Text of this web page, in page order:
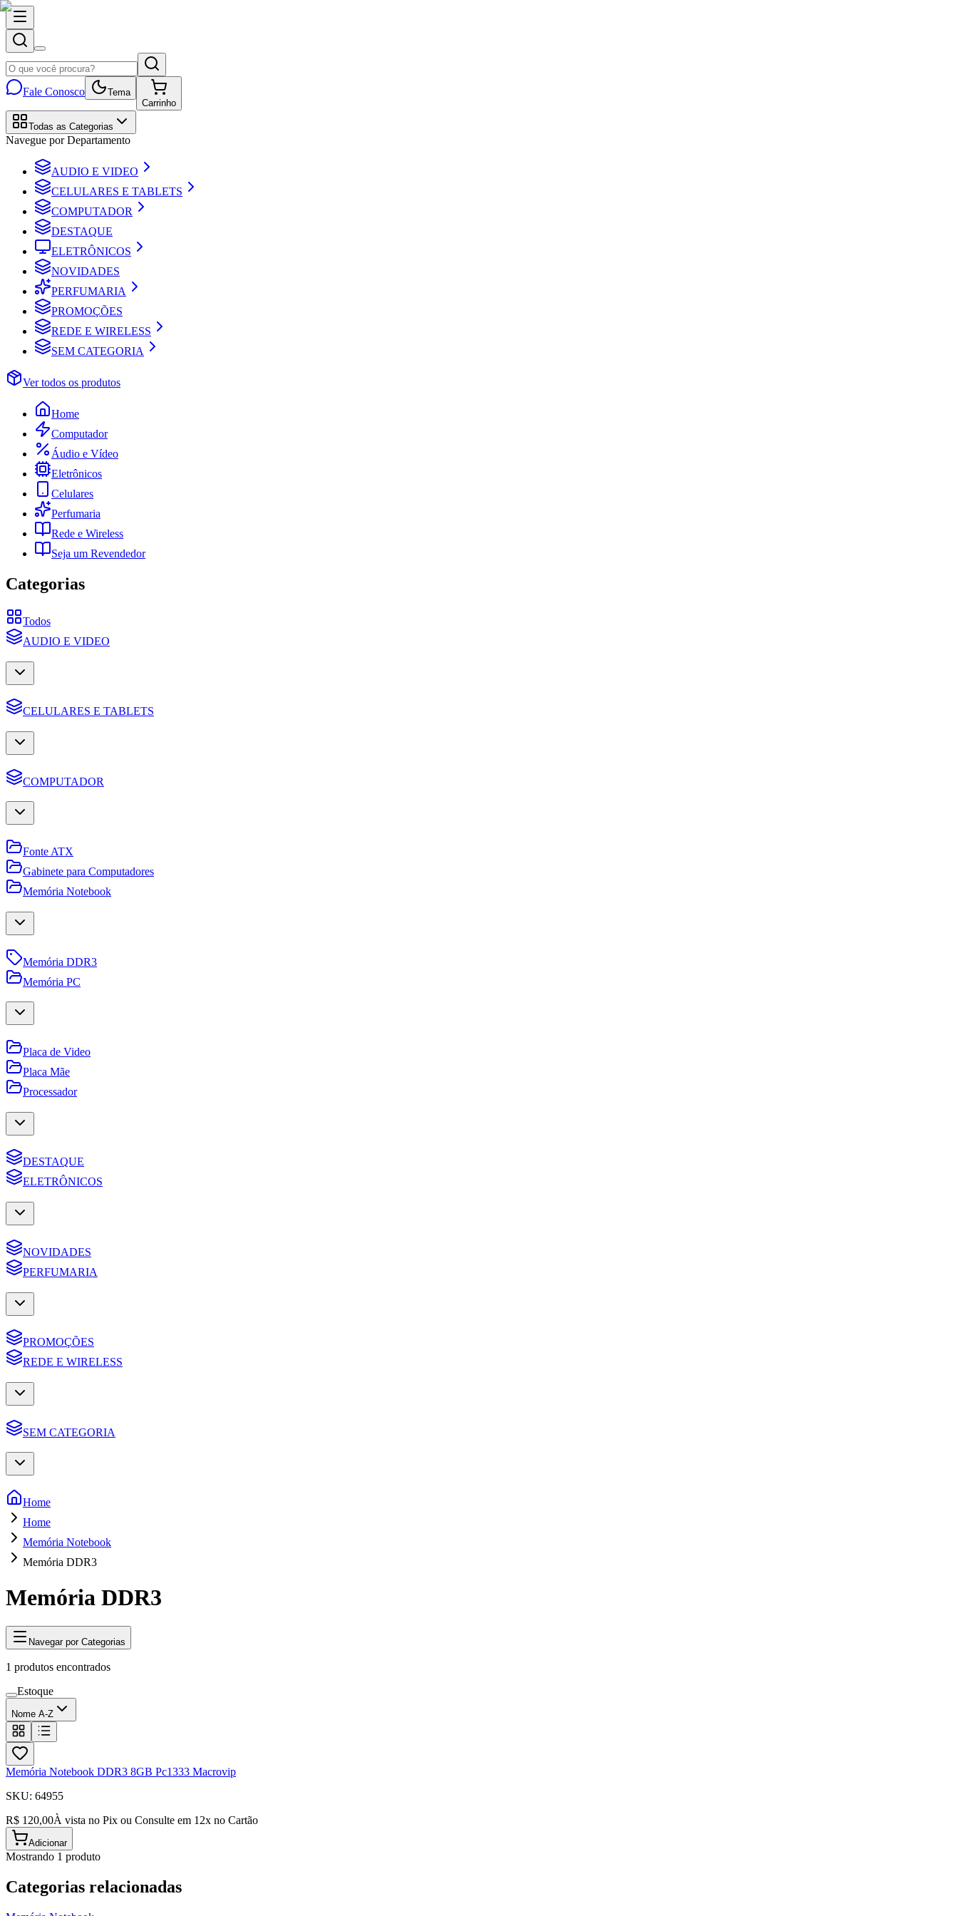
Fale Conosco
Tema
Carrinho
Todas as Categorias
Navegue por Departamento
AUDIO E VIDEO
CELULARES E TABLETS
COMPUTADOR
DESTAQUE
ELETRÔNICOS
NOVIDADES
PERFUMARIA
PROMOÇÕES
REDE E WIRELESS
SEM CATEGORIA
Ver todos os produtos
Home
Computador
Áudio e Vídeo
Eletrônicos
Celulares
Perfumaria
Rede e Wireless
Seja um Revendedor
Categorias
Todos
AUDIO E VIDEO
CELULARES E TABLETS
COMPUTADOR
Fonte ATX
Gabinete para Computadores
Memória Notebook
Memória DDR3
Memória PC
Placa de Video
Placa Mãe
Processador
DESTAQUE
ELETRÔNICOS
NOVIDADES
PERFUMARIA
PROMOÇÕES
REDE E WIRELESS
SEM CATEGORIA
Home
Home
Memória Notebook
Memória DDR3
Memória DDR3
Navegar por Categorias
1 produtos encontrados
Estoque
Nome A-Z
Memória Notebook DDR3 8GB Pc1333 Macrovip
SKU: 64955
R$ 120,00À vista no Pix ou Consulte em 12x no Cartão
Adicionar
Mostrando 1 produto
Categorias relacionadas